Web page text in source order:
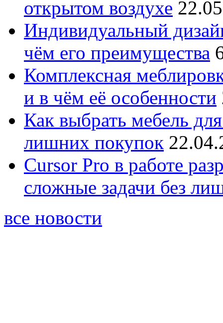
открытом воздухе
Индивидуальный
чём его преимущества
Комплексная
и в чём её особенности
Как выбрать мебель
лишних покупок
Cursor Pro в работе
сложные задачи без
все новости